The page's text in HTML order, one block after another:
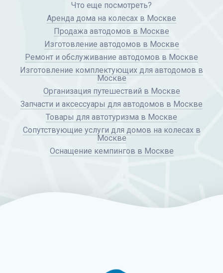
Что еще посмотреть?
Аренда дома на колесах в Москве
Продажа автодомов в Москве
Изготовление автодомов в Москве
Ремонт и обслуживание автодомов в Москве
Изготовление комплектующих для автодомов в
Москве
Организация путешествий в Москве
Запчасти и аксессуары для автодомов в Москве
Товары для автотуризма в Москве
Сопутствующие услуги для домов на колесах в
Москве
Оснащение кемпингов в Москве